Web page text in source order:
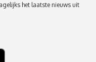
het laatste nieuws uit